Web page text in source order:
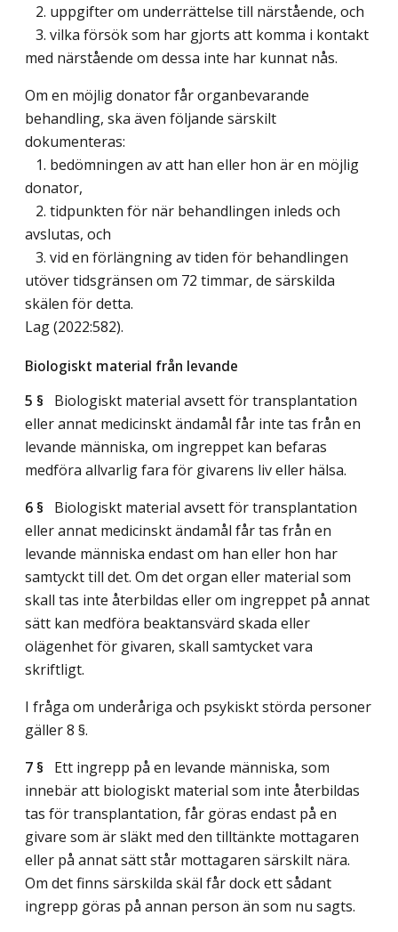
2. uppgifter om underrättelse till närstående, och
3. vilka försök som har gjorts att komma i kontakt
med närstående om dessa inte har kunnat nås.
Om en möjlig donator får organbevarande
behandling, ska även följande särskilt
dokumenteras:
1. bedömningen av att han eller hon är en möjlig
donator,
2. tidpunkten för när behandlingen inleds och
avslutas, och
3. vid en förlängning av tiden för behandlingen
utöver tidsgränsen om 72 timmar, de särskilda
skälen för detta.
Lag (2022:582).
Biologiskt material från levande
5 § Biologiskt material avsett för transplantation
eller annat medicinskt ändamål får inte tas från en
levande människa, om ingreppet kan befaras
medföra allvarlig fara för givarens liv eller hälsa.
6 § Biologiskt material avsett för transplantation
eller annat medicinskt ändamål får tas från en
levande människa endast om han eller hon har
samtyckt till det. Om det organ eller material som
skall tas inte återbildas eller om ingreppet på annat
sätt kan medföra beaktansvärd skada eller
olägenhet för givaren, skall samtycket vara
skriftligt.
I fråga om underåriga och psykiskt störda personer
gäller 8 §.
7 § Ett ingrepp på en levande människa, som
innebär att biologiskt material som inte återbildas
tas för transplantation, får göras endast på en
givare som är släkt med den tilltänkte mottagaren
eller på annat sätt står mottagaren särskilt nära.
Om det finns särskilda skäl får dock ett sådant
ingrepp göras på annan person än som nu sagts.